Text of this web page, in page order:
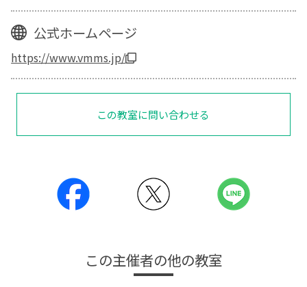
公式ホームページ
https://www.vmms.jp/
この教室に問い合わせる
この主催者の他の教室